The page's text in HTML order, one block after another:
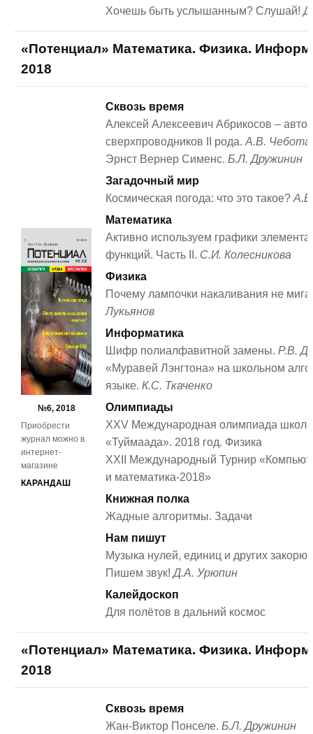
Хочешь быть услышанным? Слушай!
«Потенциал» Математика. Физика.
2018
№6, 2018
Приобрести
журнал можно в
интернет-
магазине
КАРАНДАШ
Сквозь время
Алексей Алексеевич Абрикосов –
сверхпроводников II рода. А.В.
Эрнст Вернер Сименс. Б.Л. Дружинин
Загадочный мир
Космическая погода: что это такое?
Математика
Активно используем графики
функций. Часть II. С.И. Колесникова
Физика
Почему лампочки накаливания не
Лукьянов
Информатика
Шифр полиалфавитной замены. Р.В.
«Муравей Лэнгтона» на школьном
языке. К.С. Ткаченко
Олимпиады
XXV Международная олимпиада
«Туймаада». 2018 год. Физика
XXII Международный Турнир
и математика-2018»
Книжная полка
Жадные алгоритмы. Задачи
Нам пишут
Музыка нулей, единиц и других
Пишем звук!Д.А. Урюпин
Калейдоскоп
Для полётов в дальний космос
«Потенциал» Математика. Физика.
2018
Сквозь время
Жан-Виктор Понселе. Б.Л. Дружинин